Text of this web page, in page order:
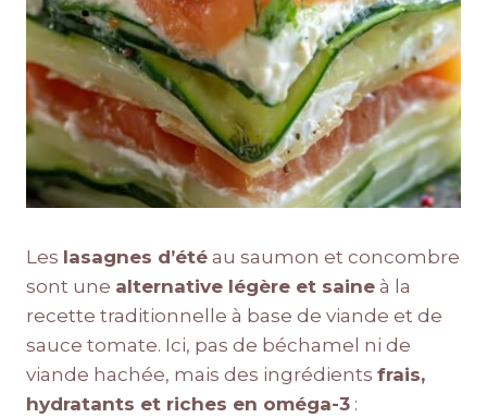
Les lasagnes d’été au saumon et concombre
sont une alternative légère et saine à la
recette traditionnelle à base de viande et de
sauce tomate. Ici, pas de béchamel ni de
viande hachée, mais des ingrédients frais,
hydratants et riches en oméga-3 :